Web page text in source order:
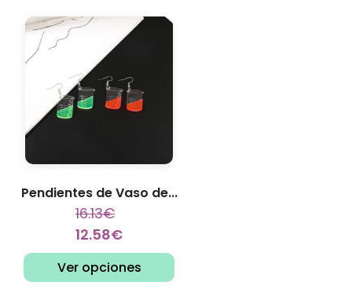
Pendientes de Vaso de...
16.13€
12.58€
Ver opciones